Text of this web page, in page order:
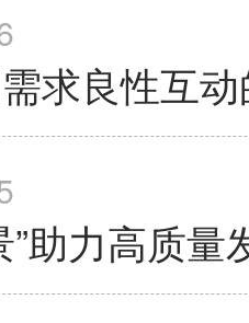
求良性互
”助力高质量